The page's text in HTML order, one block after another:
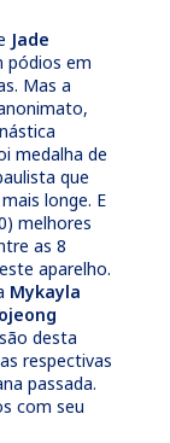
Jade
pódios em
Mas a
medalha de
que
longe. E
melhores
as 8
aparelho.
Mykayla
desta
respectivas
passada.
com seu